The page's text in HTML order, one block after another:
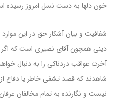
خون دلها به دست نسل امروز رسیده
شفافیت و بیان آشکار حق در این
دینی همچون آقای نصیری است که اگر
آخرت عواقب دردناکی را به دنبال
شاهدند که قصد تشفی خاطر یا دفاع
نیست و نگارنده به تمام مخالفان